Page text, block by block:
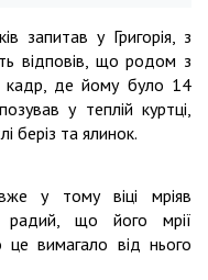
запитав у Григорія, з
відповів, що родом з
кадр, де йому було 14
у теплій куртці,
беріз та ялинок.
у тому віці мріяв
радий, що його мрії
це вимагало від нього